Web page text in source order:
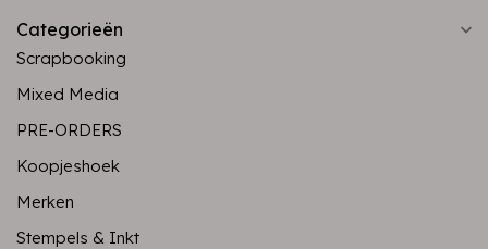
Categorieën
Scrapbooking
Mixed Media
PRE-ORDERS
Koopjeshoek
Merken
Stempels & Inkt